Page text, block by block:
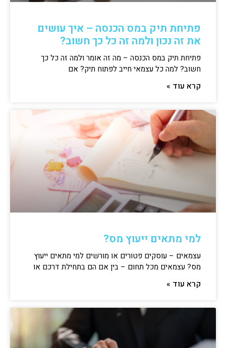
פתיחת תיק במס הכנסה – איך עושים
את זה נכון ולמה זה כל כך חשוב?
פתיחת תיק במס הכנסה – מה זה אומר ולמה זה כל כך
חשוב? למה כל עצמאי חייב לפתוח תיק? אם
קרא עוד »
למי מתאים ייעוץ מס?
עצמאים – עוסקים פטורים או מורשים למי מתאים ייעוץ
מס? עצמאים מכל תחום – בין אם הם בתחילת דרכם או
קרא עוד »